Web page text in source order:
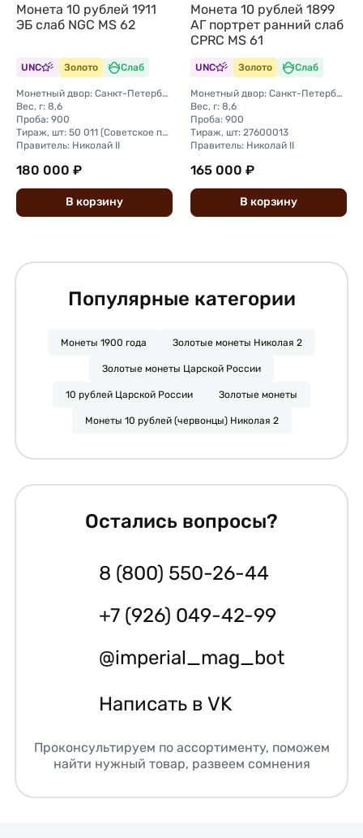
Монета 10 рублей 1911
ЭБ слаб NGC MS 62
UNC Золото Слаб
Монетный двор: Санкт-Петербургский монетный двор
Вес, г: 8,6
Проба: 900
Тираж, шт: 50 011 (Советское правительство с декабря 1925 г. по март 1926 г. отчеканило 2 011 000 10-ти рублевого достоинства царского образца, предположительно штемпелями 1911 г.)
Правитель: Николай II
180 000 ₽
В корзину
Монета 10 рублей 1899
АГ портрет ранний слаб
CPRC MS 61
UNC Золото Слаб
Монетный двор: Санкт-Петербургский монетный двор
Вес, г: 8,6
Проба: 900
Тираж, шт: 27600013
Правитель: Николай II
165 000 ₽
В корзину
Популярные категории
Монеты 1900 года Золотые монеты Николая 2
Золотые монеты Царской России
10 рублей Царской России Золотые монеты
Монеты 10 рублей (червонцы) Николая 2
Остались вопросы?
8 (800) 550-26-44
+7 (926) 049-42-99
@imperial_mag_bot
Написать в VK
Проконсультируем по ассортименту, поможем
найти нужный товар, развеем сомнения